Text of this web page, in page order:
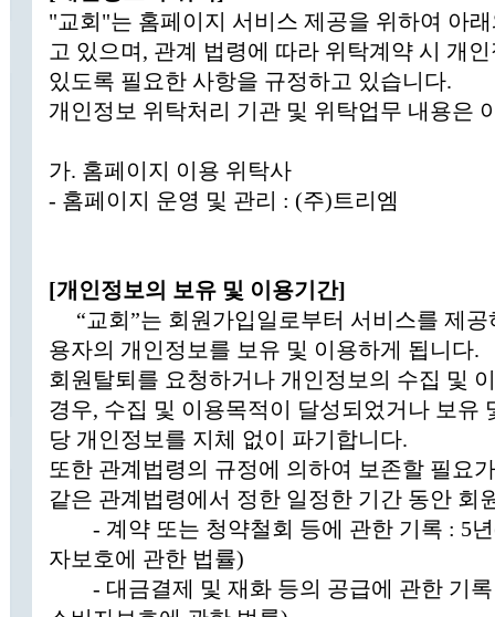
"교회"는 홈페이지 서비스 제공을 위하여 아
고 있으며, 관계 법령에 따라 위탁계약 시 개
있도록 필요한 사항을 규정하고 있습니다.
개인정보 위탁처리 기관 및 위탁업무 내용은
가. 홈페이지 이용 위탁사
- 홈페이지 운영 및 관리 : (주)트리엠
[개인정보의 보유 및 이용기간]
“교회”는 회원가입일로부터 서비스를 제공
용자의 개인정보를 보유 및 이용하게 됩니다.
회원탈퇴를 요청하거나 개인정보의 수집 및
경우, 수집 및 이용목적이 달성되었거나 보유
당 개인정보를 지체 없이 파기합니다.
또한 관계법령의 규정에 의하여 보존할 필요
같은 관계법령에서 정한 일정한 기간 동안 회
- 계약 또는 청약철회 등에 관한 기록 : 5년
자보호에 관한 법률)
- 대금결제 및 재화 등의 공급에 관한 기록